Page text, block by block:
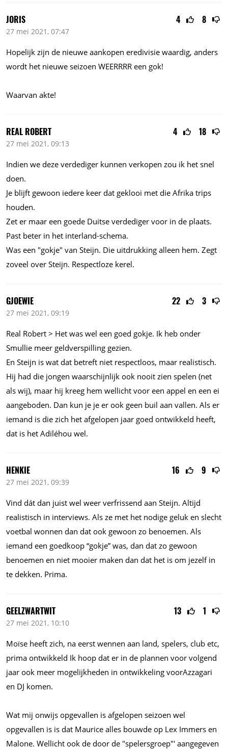
4 8
JORIS
27 mei 2021, 07:47
Hopelijk zijn de nieuwe aankopen eredivisie waardig, anders
wordt het nieuwe seizoen WEERRRR een gok!
Waarvan akte!
4 18
REAL ROBERT
27 mei 2021, 09:13
Indien we deze verdediger kunnen verkopen zou ik het snel
doen.
Je blijft gewoon iedere keer dat geklooi met die Afrika trips
houden.
Zet er maar een goede Duitse verdediger voor in de plaats.
Past beter in het interland-schema.
Was een "gokje" van Steijn. Die uitdrukking alleen hem. Zegt
zoveel over Steijn. Respectloze kerel.
22 3
GJOEWIE
27 mei 2021, 09:19
Real Robert > Het was wel een goed gokje. Ik heb onder
Smullie meer geldverspilling gezien.
En Steijn is wat dat betreft niet respectloos, maar realistisch.
Hij had die jongen waarschijnlijk ook nooit zien spelen (net
als wij), maar hij kreeg hem wellicht voor een appel en een ei
aangeboden. Dan kun je je er ook geen buil aan vallen. Als er
iemand is die zich het afgelopen jaar goed ontwikkeld heeft,
dat is het Adiléhou wel.
16 9
HENKIE
27 mei 2021, 09:39
Vind dát dan juist wel weer verfrissend aan Steijn. Altijd
realistisch in interviews. Als ze met het nodige geluk en slecht
voetbal wonnen dan dat ook gewoon zo benoemen. Als
iemand een goedkoop “gokje” was, dan dat zo gewoon
benoemen en niet mooier maken dan dat het is om jezelf in
te dekken. Prima.
13 1
GEELZWARTWIT
27 mei 2021, 10:10
Moïse heeft zich, na eerst wennen aan land, spelers, club etc,
prima ontwikkeld Ik hoop dat er in de plannen voor volgend
jaar ook meer mogelijkheden in ontwikkeling voorAzzagari
en DJ komen.
Wat mij onwijs opgevallen is afgelopen seizoen wel
opgevallen is is dat Maurice alles bouwde op Lex Immers en
Malone. Wellicht ook de door de "spelersgroep"' aangegeven